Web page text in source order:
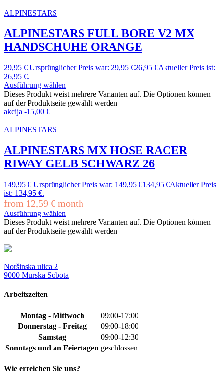
ALPINESTARS
ALPINESTARS FULL BORE V2 MX
HANDSCHUHE ORANGE
29,95€ Ursprünglicher Preis war: 29,95 €26,95 €Aktueller Preis ist:
26,95 €.
Ausführung wählen
Dieses Produkt weist mehrere Varianten auf. Die Optionen können
auf der Produktseite gewählt werden
akcija -15,00 €
ALPINESTARS
ALPINESTARS MX HOSE RACER
RIWAY GELB SCHWARZ 26
149,95€ Ursprünglicher Preis war: 149,95 €134,95 €Aktueller Preis
ist: 134,95 €.
from 12,59 € month
Ausführung wählen
Dieses Produkt weist mehrere Varianten auf. Die Optionen können
auf der Produktseite gewählt werden
Noršinska ulica 2
9000 Murska Sobota
Arbeitszeiten
Montag - Mittwoch
09:00-17:00
Donnerstag - Freitag
09:00-18:00
Samstag
09:00-12:30
Sonntags und an Feiertagen geschlossen
Wie erreichen Sie uns?